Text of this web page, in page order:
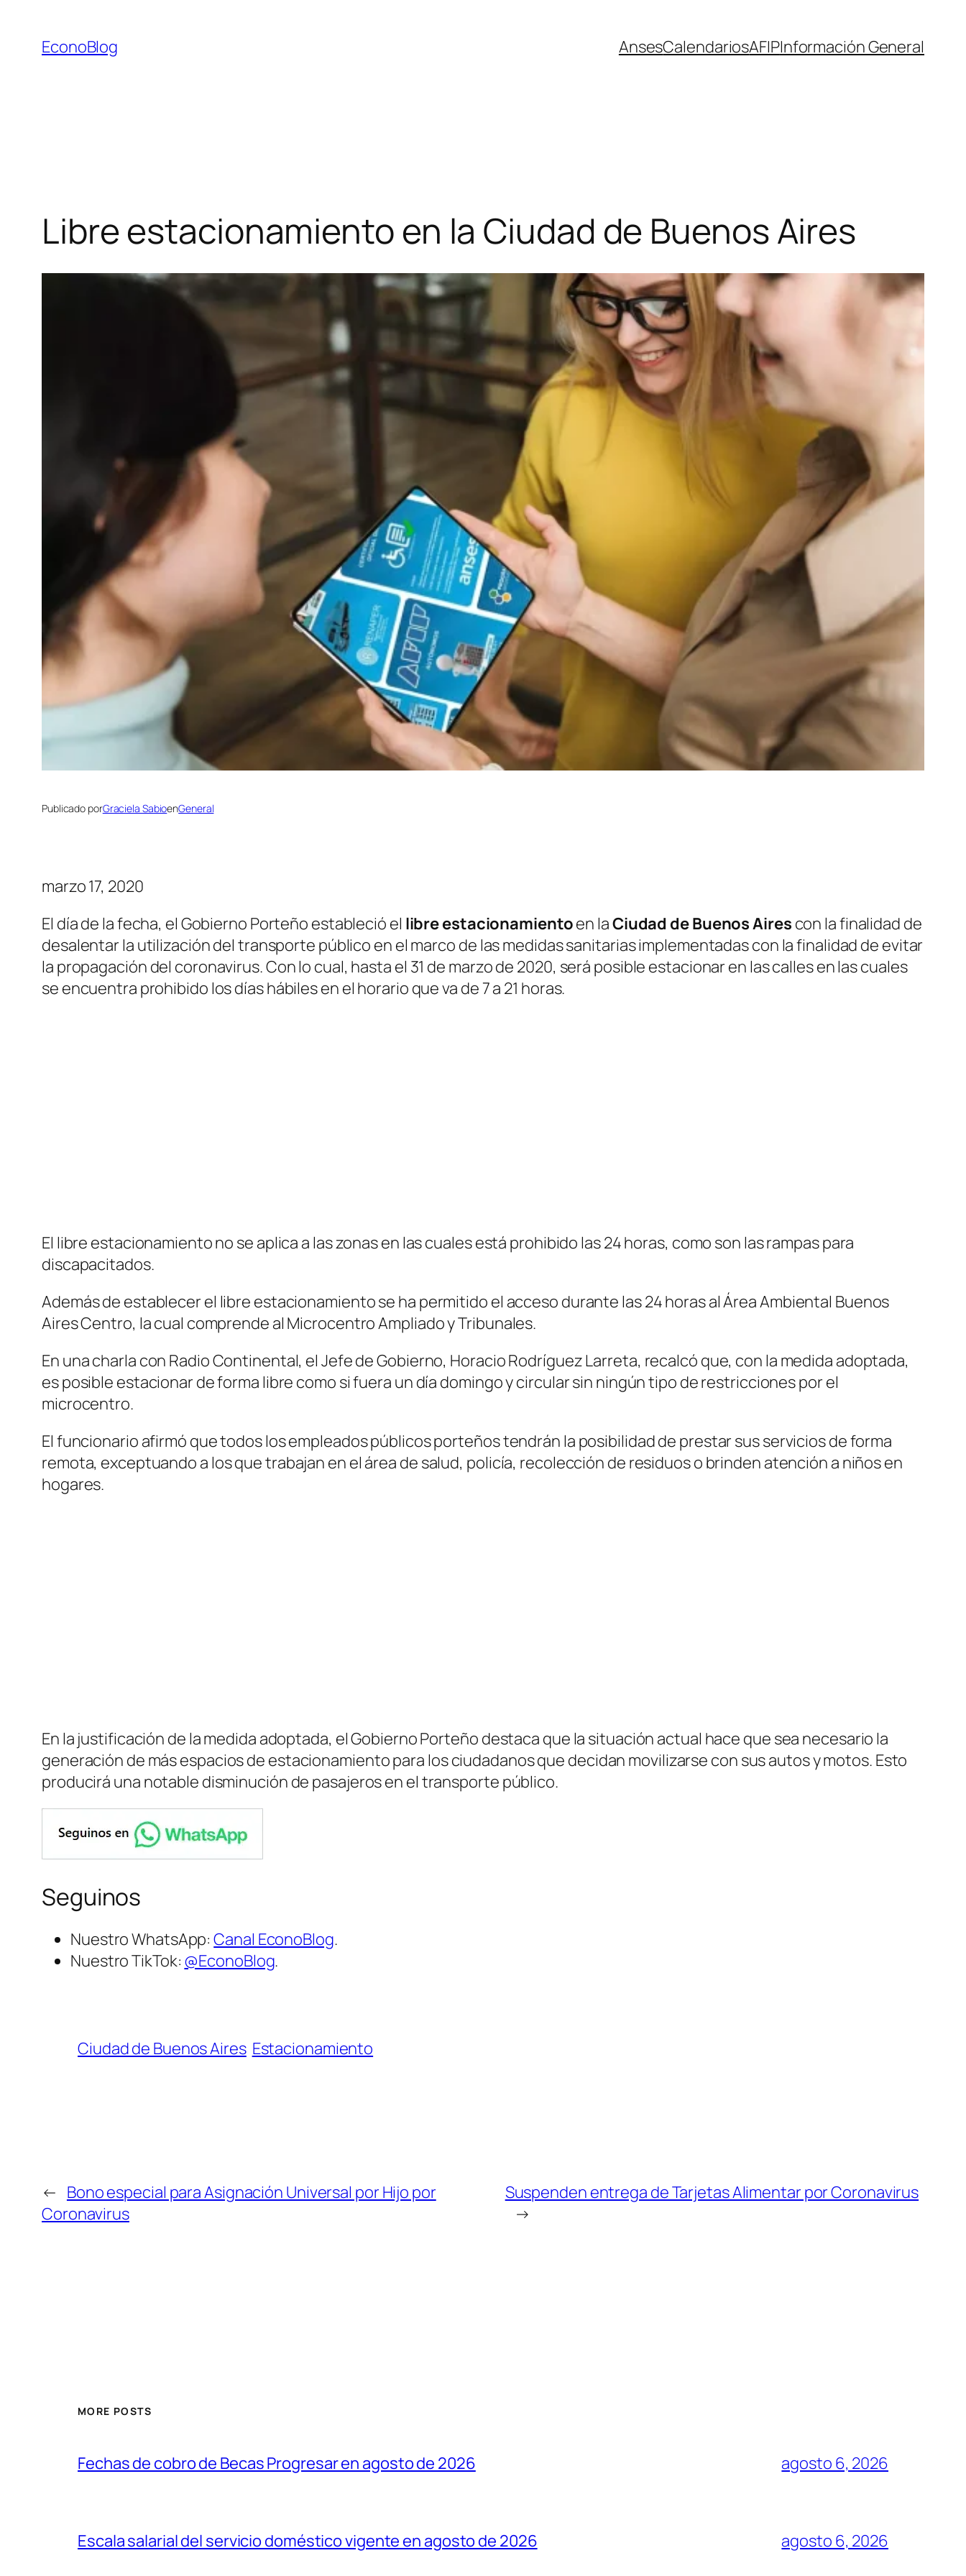
contenido
EconoBlog AnsesCalendariosAFIPInformación General
Libre estacionamiento en la Ciudad de Buenos Aires
Publicado porGraciela SabioenGeneral
marzo 17, 2020
El día de la fecha, el Gobierno Porteño estableció el libre estacionamientoen laCiudad de Buenos Aires con la finalidad de
desalentar la utilización del transporte público en el marco de las medidas sanitarias implementadas con la finalidad de evitar
la propagación del coronavirus. Con lo cual, hasta el 31 de marzo de 2020, será posible estacionar en las calles en las cuales
se encuentra prohibido los días hábiles en el horario que va de 7 a 21 horas.
El libre estacionamiento no se aplica a las zonas en las cuales está prohibido las 24 horas, como son las rampas para
discapacitados.
Además de establecer el libre estacionamiento se ha permitido el acceso durante las 24 horas al Área Ambiental Buenos
Aires Centro, la cual comprende al Microcentro Ampliado y Tribunales.
En una charla con Radio Continental, el Jefe de Gobierno, Horacio Rodríguez Larreta, recalcó que, con la medida adoptada,
es posible estacionar de forma libre como si fuera un día domingo y circular sin ningún tipo de restricciones por el
microcentro.
El funcionario afirmó que todos los empleados públicos porteños tendrán la posibilidad de prestar sus servicios de forma
remota, exceptuando a los que trabajan en el área de salud, policía, recolección de residuos o brinden atención a niños en
hogares.
En la justificación de la medida adoptada, el Gobierno Porteño destaca que la situación actual hace que sea necesario la
generación de más espacios de estacionamiento para los ciudadanos que decidan movilizarse con sus autos y motos. Esto
producirá una notable disminución de pasajeros en el transporte público.
Seguinos
Nuestro WhatsApp:Canal EconoBlog.
Nuestro TikTok: @EconoBlog.
Ciudad de Buenos Aires Estacionamiento
← Bono especial para Asignación Universal por Hijo por
Coronavirus
Suspenden entrega de Tarjetas Alimentar por Coronavirus
→
MORE POSTS
Fechas de cobro de Becas Progresar en agosto de 2026 agosto 6, 2026
Escala salarial del servicio doméstico vigente en agosto de 2026 agosto 6, 2026